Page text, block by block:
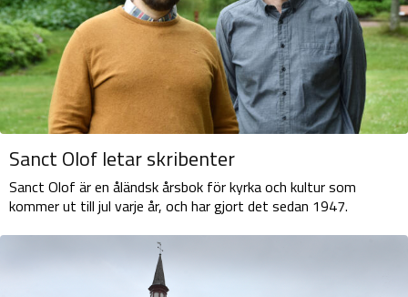
Sanct Olof letar skribenter
Sanct Olof är en åländsk årsbok för kyrka och kultur som
kommer ut till jul varje år, och har gjort det sedan 1947.